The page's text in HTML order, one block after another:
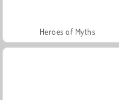
Heroes of Myths